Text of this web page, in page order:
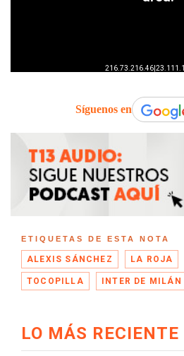
Síguenos en
ETIQUETAS DE ESTA NOTA
ALEXIS SÁNCHEZ LA ROJA
TOCOPILLA INTER DE MILÁN
LO MÁS RECIENTE